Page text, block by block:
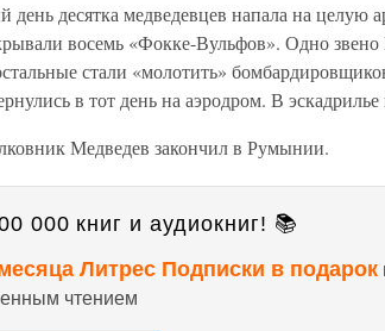
десятка медведевцев напала на целую
восемь «Фокке-Вульфов». Одно звено
стали «молотить»
в тот день на аэродром. В
Медведев закончил в Румынии.
000 книг и аудиокниг! 📚
Литрес Подписки в подарок
чтением